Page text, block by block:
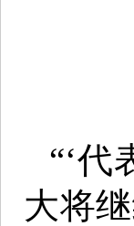
“‘代
大将